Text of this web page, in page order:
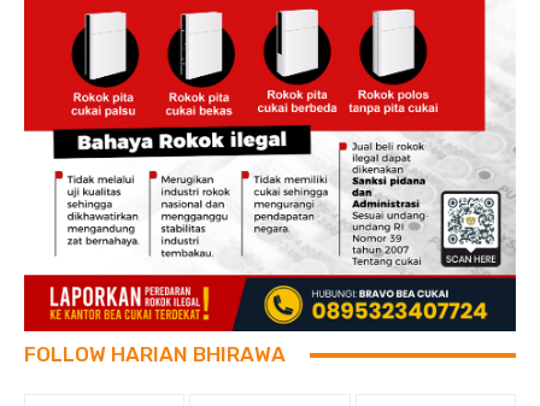
FOLLOW HARIAN BHIRAWA